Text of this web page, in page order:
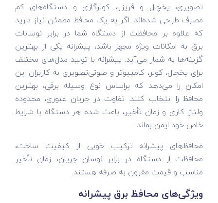
تصویری، یخچال و فریزر، کولرگازی و دستگاه‌های کم
مصرف طراحی شده‌اند. اگر به یک محافظ مطمئن نیاز دارید
که علاوه بر محافظت از دستگاه شما در برابر نوسانات
برق به امکانات ویژه مجهز باشد، پیشرانه یکی از بهترین
گزینه‌ها به شمار می‌آید. پیشرانه با تولید مدل‌های مختلف
برای یخچال، کولر، کامپیوتر و صوتی‌تصویری به کاربران این
امکان را می‌دهد که براساس نوع وسیله برقی، بهترین
محافظ را انتخاب کنند. تفاوت در جریان عبوری، محدوده
ولتاژ کاری و زمان تأخیر، باعث شده هر دستگاه با شرایط
خاص خود ایمن بماند.
محافظ‌های پیشرانه ترکیب خوبی از کیفیت ساخت،
محافظت از دستگاه در برابر نوسان جریان، زمان تأخیر
مناسب و قیمت مقرون به صرفه هستند.
ویژگی‌های محافظ برق پیشرانه